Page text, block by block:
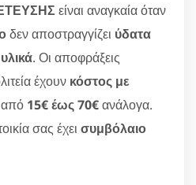
είναι αναγκαία όταν
δεν αποστραγγίζει ύδατα
. Οι αποφράξεις
έχουν κόστος με
από 15€ έως 70€ανάλογα.
σας έχει συμβόλαιο